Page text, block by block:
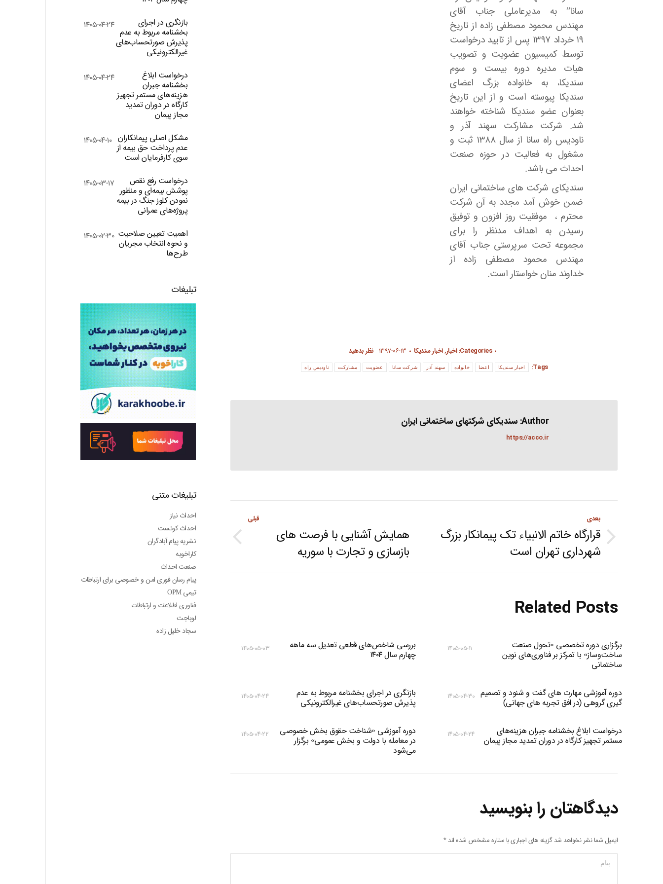
سانا” به مدیرعاملی جناب آقای
مهندس محمود مصطفی زاده از تاریخ
۱۹ خرداد ۱۳۹۷ پس از تایید درخواست
توسط کمیسیون عضویت و تصویب
هیات مدیره دوره بیست و سوم
سندیکا، به خانواده بزرگ اعضای
سندیکا پیوسته است و از این تاریخ
بعنوان عضو سندیکا شناخته خواهند
شد. شرکت مشارکت سهند آذر و
ناودیس راه سانا از سال ۱۳۸۸ ثبت و
مشغول به فعالیت در حوزه صنعت
احداث می باشد.
سندیکای شرکت های ساختمانی ایران
ضمن خوش آمد مجدد به آن شرکت
محترم ، موفقیت روز افزون و توفیق
رسیدن به اهداف مدنظر را برای
مجموعه تحت سرپرستی جناب آقای
مهندس محمود مصطفی زاده از
خداوند منان خواستار است.
Categories: اخبار,اخبار سندیکا ۱۳۹۷-۰۶-۱۳ نظر بدهید
Tags:
اخبار سندیکا اعضا خانواده سهند آذر شرکت سانا عضویت مشارکت ناودیس راه
Author: سندیکای شرکتهای ساختمانی ایران
https://acco.ir
Post
navigation
قبلی
Previous
همایش آشنایی با فرصت های
بازسازی و تجارت با سوریه
بعدی
Next
post:
قرارگاه خاتم الانبیاء تک پیمانکار بزرگ
شهرداری تهران است
Related Posts
برگزاری دوره تخصصی «تحول صنعت
ساخت‌وساز» با تمرکز بر فناوری‌های نوین
ساختمانی
۱۴۰۵-۰۵-۱۱
بررسی شاخص‌های قطعی تعدیل سه ماهه
چهارم سال ۱۴۰۴
۱۴۰۵-۰۵-۰۳
دوره آموزشی مهارت های گفت و شنود و تصمیم
گیری گروهی (در افق تجربه های جهانی)
۱۴۰۵-۰۴-۳۰
بازنگری در اجرای بخشنامه مربوط به عدم
پذیرش صورتحساب‌های غیرالکترونیکی
۱۴۰۵-۰۴-۲۴
درخواست ابلاغ بخشنامه جبران هزینه‌های
مستمر تجهیز کارگاه در دوران تمدید مجاز پیمان
۱۴۰۵-۰۴-۲۴
دوره آموزشی «شناخت حقوق بخش خصوصی
در معامله با دولت و بخش عمومی» برگزار
می‌شود
۱۴۰۵-۰۴-۲۲
دیدگاهتان را بنویسید
ایمیل شما نشر نخواهد شد گزینه های اجباری با ستاره مشخص شده اند*
پیام
بازنگری در اجرای
بخشنامه مربوط به عدم
پذیرش صورتحساب‌های
غیرالکترونیکی
۱۴۰۵-۰۴-۲۴
درخواست ابلاغ
بخشنامه جبران
هزینه‌های مستمر تجهیز
کارگاه در دوران تمدید
مجاز پیمان
۱۴۰۵-۰۴-۲۴
مشکل اصلی پیمانکاران
عدم پرداخت حق بیمه از
سوی کارفرمایان است
۱۴۰۵-۰۴-۱۰
درخواست رفع نقص
پوشش بیمه‌ای و منظور
نمودن کلوز جنگ در بیمه
پروژه‌های عمرانی
۱۴۰۵-۰۳-۱۷
اهمیت تعیین صلاحیت
و نحوه انتخاب مجریان
طرح‌ها
۱۴۰۵-۰۲-۳۰
تبلیغات
تبلیغات متنی
احداث نیاز
احداث کوئست
نشریه پیام آبادگران
کاراخوبه
صنعت احداث
پیام رسان فوری امن و خصوصی برای ارتباطات
تیمی OPM
فناوری اطلاعات و ارتباطات
لوباجت
سجاد خلیل زاده